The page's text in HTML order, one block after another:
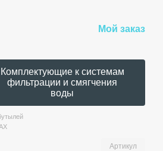
Мой заказ
Комплектующие к системам
фильтрации и смягчения
воды
Артикул